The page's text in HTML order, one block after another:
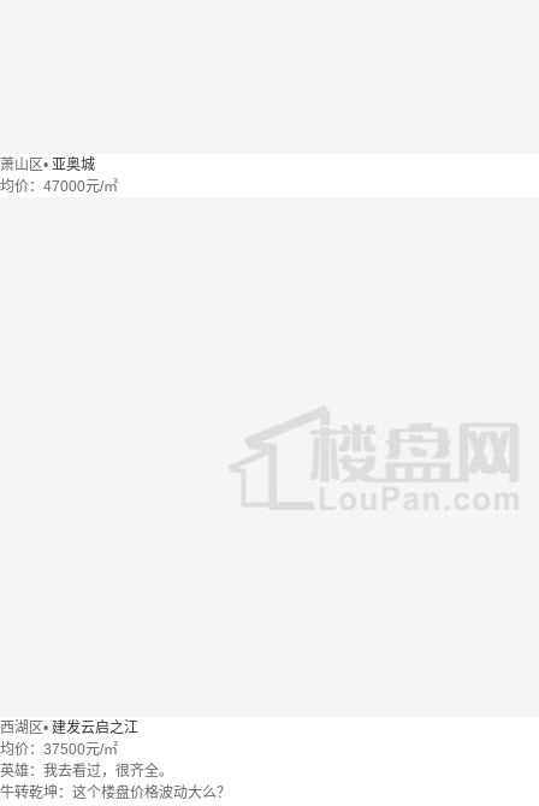
萧山区• 亚奥城
均价： 47000元/㎡
西湖区• 建发云启之江
均价： 37500元/㎡
英雄：我去看过，很齐全。
牛转乾坤：这个楼盘价格波动大么？